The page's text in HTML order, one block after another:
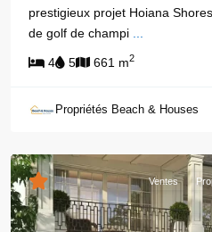
prestigieux projet Hoiana
de golf de champi
4 5 661 m2
Propriétés Beach & Houses
Ventes